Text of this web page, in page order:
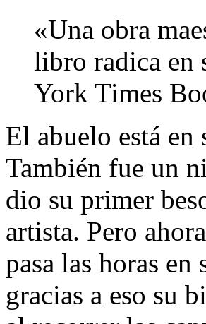
«Una obra
libro radica en
York Times
El abuelo está
También fue un
dio su primer
artista. Pero
pasa las horas
gracias a eso su